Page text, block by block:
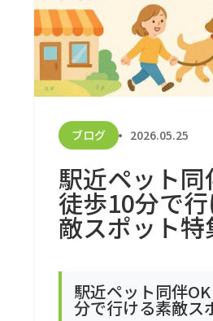
ブログ 2026.05.25
駅近ペット同
徒歩10分で
敵スポット特
駅近ペット同伴
分で行ける素敵ス